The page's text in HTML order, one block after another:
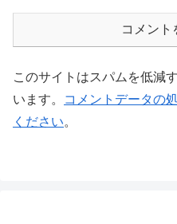
コメント
このサイトはスパムを低減
います。
コメントデータの
ください。